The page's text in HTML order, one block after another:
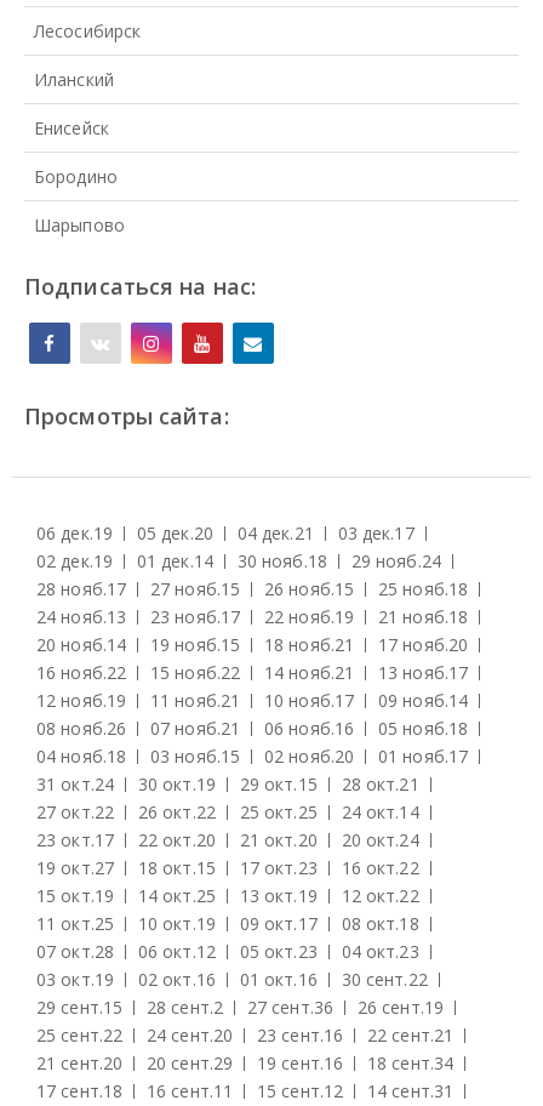
Лесосибирск
Иланский
Енисейск
Бородино
Шарыпово
Подписаться на нас:
Просмотры сайта:
06 дек.19 05 дек.20 04 дек.21 03 дек.17
02 дек.19 01 дек.14 30 нояб.18 29 нояб.24
28 нояб.17 27 нояб.15 26 нояб.15 25 нояб.18
24 нояб.13 23 нояб.17 22 нояб.19 21 нояб.18
20 нояб.14 19 нояб.15 18 нояб.21 17 нояб.20
16 нояб.22 15 нояб.22 14 нояб.21 13 нояб.17
12 нояб.19 11 нояб.21 10 нояб.17 09 нояб.14
08 нояб.26 07 нояб.21 06 нояб.16 05 нояб.18
04 нояб.18 03 нояб.15 02 нояб.20 01 нояб.17
31 окт.24 30 окт.19 29 окт.15 28 окт.21
27 окт.22 26 окт.22 25 окт.25 24 окт.14
23 окт.17 22 окт.20 21 окт.20 20 окт.24
19 окт.27 18 окт.15 17 окт.23 16 окт.22
15 окт.19 14 окт.25 13 окт.19 12 окт.22
11 окт.25 10 окт.19 09 окт.17 08 окт.18
07 окт.28 06 окт.12 05 окт.23 04 окт.23
03 окт.19 02 окт.16 01 окт.16 30 сент.22
29 сент.15 28 сент.2 27 сент.36 26 сент.19
25 сент.22 24 сент.20 23 сент.16 22 сент.21
21 сент.20 20 сент.29 19 сент.16 18 сент.34
17 сент.18 16 сент.11 15 сент.12 14 сент.31